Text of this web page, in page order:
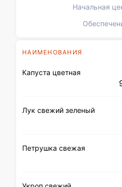
Начальная
НАИМЕНОВАНИЯ
Капуста цветная
Лук свежий зеленый
Петрушка свежая